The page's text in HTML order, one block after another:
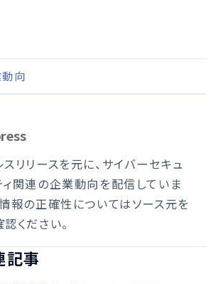
向
スリリースを元に、サイバーセキュ
ィ関連の企業動向を配信していま
情報の正確性についてはソース元を
認ください。
記事